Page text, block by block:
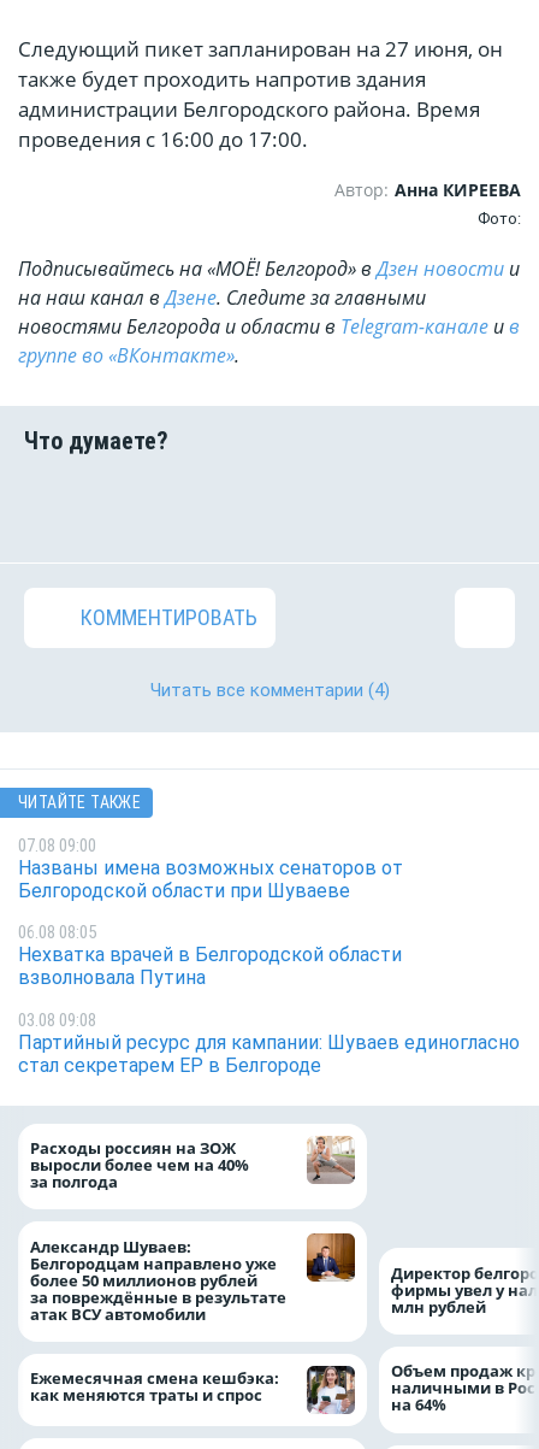
Следующий пикет запланирован на 27 июня, он
также будет проходить напротив здания
администрации Белгородского района. Время
проведения с 16:00 до 17:00.
Автор: Анна КИРЕЕВА
Фото:
Подписывайтесь на «МОЁ! Белгород» вДзен новости и
на наш канал вДзене. Cледите за главными
новостями Белгорода и области в Telegram-канале ив
группе во «ВКонтакте».
КОММЕНТИРОВАТЬ
Читать все комментарии (4)
ЧИТАЙТЕ ТАКЖЕ
07.08 09:00
Названы имена возможных сенаторов от
Белгородской области при Шуваеве
06.08 08:05
Нехватка врачей в Белгородской области
взволновала Путина
03.08 09:08
Партийный ресурс для кампании: Шуваев единогласно
стал секретарем ЕР в Белгороде
Расходы россиян на ЗОЖ
выросли более чем на 40%
за полгода
Александр Шуваев:
Белгородцам направлено уже
более 50 миллионов рублей
за повреждённые в результате
атак ВСУ автомобили
Ежемесячная смена кешбэка:
как меняются траты и спрос
Директор
фирмы увел у
млн рублей
Объем продаж
наличными в
на 64%